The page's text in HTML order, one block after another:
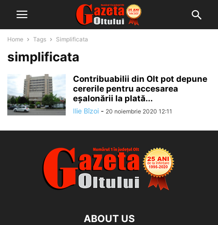
Home Tags Simplificata
simplificata
Contribuabilii din Olt pot depune
cererile pentru accesarea
eșalonării la plată...
Ilie Bîzoi - 20 noiembrie 2020 12:11
ABOUT US